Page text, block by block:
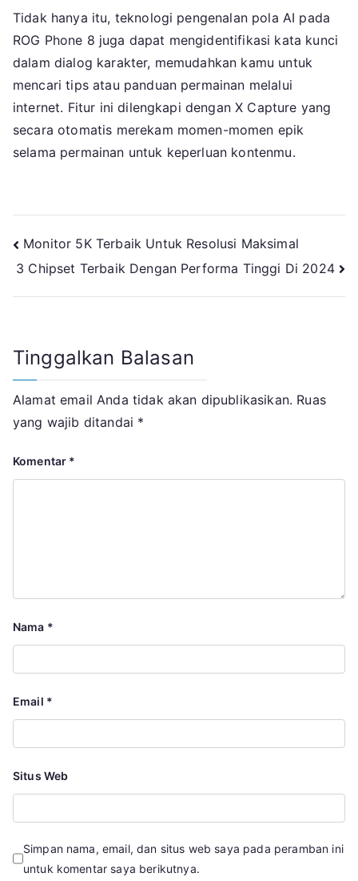
Tidak hanya itu, teknologi pengenalan pola AI pada
ROG Phone 8 juga dapat mengidentifikasi kata kunci
dalam dialog karakter, memudahkan kamu untuk
mencari tips atau panduan permainan melalui
internet. Fitur ini dilengkapi dengan X Capture yang
secara otomatis merekam momen-momen epik
selama permainan untuk keperluan kontenmu.
Navigasi
pos
Monitor 5K Terbaik Untuk Resolusi Maksimal
3 Chipset Terbaik Dengan Performa Tinggi Di 2024
Tinggalkan Balasan
Alamat email Anda tidak akan dipublikasikan. Ruas
yang wajib ditandai *
Komentar *
Nama *
Email *
Situs Web
Simpan nama, email, dan situs web saya pada peramban ini
untuk komentar saya berikutnya.